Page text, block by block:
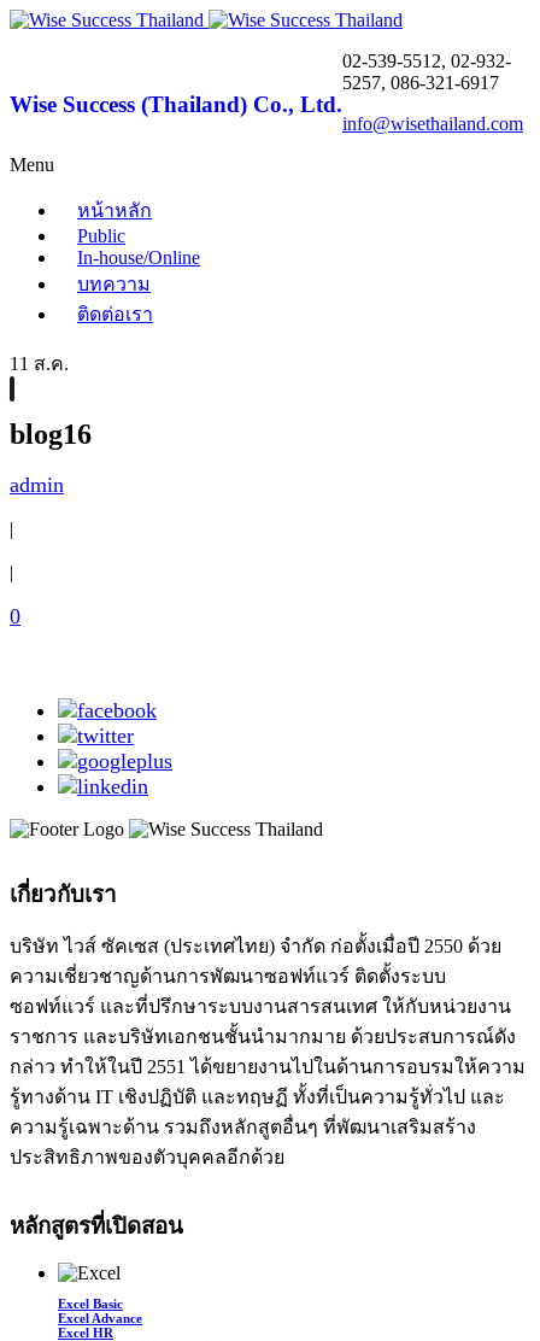
Wise Success (Thailand) Co., Ltd.
02-539-5512, 02-932-
5257, 086-321-6917
info@wisethailand.com
Menu
หน้าหลัก
Public
In-house/Online
บทความ
ติดต่อเรา
11 ส.ค.
blog16
admin
|
|
0
เกี่ยวกับเรา
บริษัท ไวส์ ซัคเซส (ประเทศไทย) จำกัด ก่อตั้งเมื่อปี 2550 ด้วย
ความเชี่ยวชาญด้านการพัฒนาซอฟท์แวร์ ติดตั้งระบบ
ซอฟท์แวร์ และที่ปรึกษาระบบงานสารสนเทศ ให้กับหน่วยงาน
ราชการ และบริษัทเอกชนชั้นนำมากมาย ด้วยประสบการณ์ดัง
กล่าว ทำให้ในปี 2551 ได้ขยายงานไปในด้านการอบรมให้ความ
รู้ทางด้าน IT เชิงปฏิบัติ และทฤษฏี ทั้งที่เป็นความรู้ทั่วไป และ
ความรู้เฉพาะด้าน รวมถึงหลักสูตอื่นๆ ที่พัฒนาเสริมสร้าง
ประสิทธิภาพของตัวบุคคลอีกด้วย
หลักสูตรที่เปิดสอน
Excel Basic
Excel Advance
Excel HR